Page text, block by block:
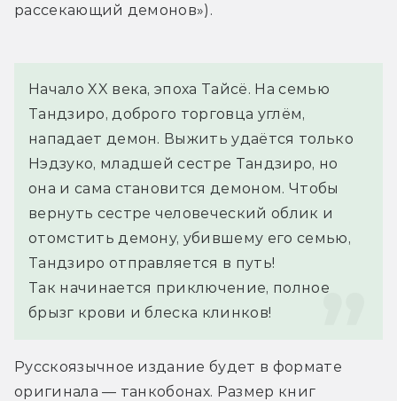
рассекающий демонов»).
Начало XX века, эпоха Тайсё. На семью
Тандзиро, доброго торговца углём,
нападает демон. Выжить удаётся только
Нэдзуко, младшей сестре Тандзиро, но
она и сама становится демоном. Чтобы
вернуть сестре человеческий облик и
отомстить демону, убившему его семью,
Тандзиро отправляется в путь!
Так начинается приключение, полное
брызг крови и блеска клинков!
Русскоязычное издание будет в формате
оригинала — танкобонах. Размер книг